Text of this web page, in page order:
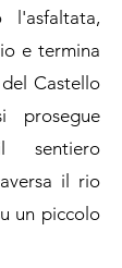
l'asfaltata,
e termina
Castello
prosegue
il rio
un piccolo